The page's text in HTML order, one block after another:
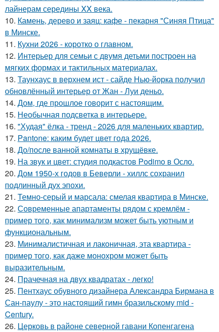
лайнерам середины XX века.
10. Камень, дерево и заяц: кафе - пекарня "Синяя Птица"
в Минске.
11. Кухни 2026 - коротко о главном.
12. Интерьер для семьи с двумя детьми построен на
мягких формах и тактильных материалах.
13. Таунхаус в верхнем ист - сайде Нью-йорка получил
обновлённый интерьер от Жан - Луи деньо.
14. Дом, где прошлое говорит с настоящим.
15. Необычная подсветка в интерьере.
16. "Худая" ёлка - тренд - 2026 для маленьких квартир.
17. Pantone: каким будет цвет года 2026.
18. До/после ванной комнаты в хрущёвке.
19. На звук и цвет: студия подкастов Podimo в Осло.
20. Дом 1950-х годов в Беверли - хиллс сохранил
подлинный дух эпохи.
21. Темно-серый и марсала: смелая квартира в Минске.
22. Современные апартаменты рядом с кремлём -
пример того, как минимализм может быть уютным и
функциональным.
23. Минималистичная и лаконичная, эта квартира -
пример того, как даже монохром может быть
выразительным.
24. Прачечная на двух квадратах - легко!
25. Пентхаус обувного дизайнера Александра Бирмана в
Сан-паулу - это настоящий гимн бразильскому mid -
Century.
26. Церковь в районе северной гавани Копенгагена